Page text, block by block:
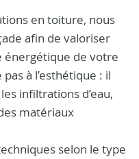
en toiture, nous
afin de valoriser
énergétique de votre
à l’esthétique : il
infiltrations d’eau,
matériaux
selon le type